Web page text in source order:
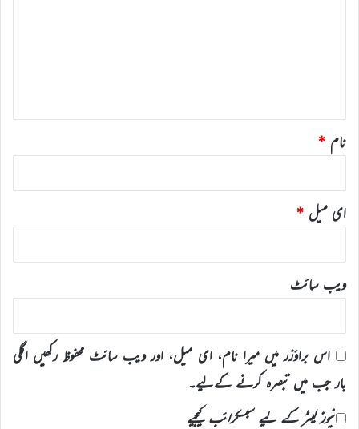
نام *
ای میل *
ویب‌ سائٹ
اس براؤزر میں میرا نام، ای میل، اور ویب سائٹ محفوظ رکھیں اگلی
بار جب میں تبصرہ کرنے کےلیے۔
نیوز لیٹر کے لیے سبسکرائب کیجیے